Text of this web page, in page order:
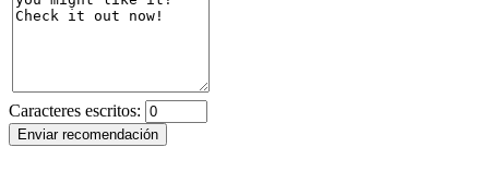
Caracteres escritos: